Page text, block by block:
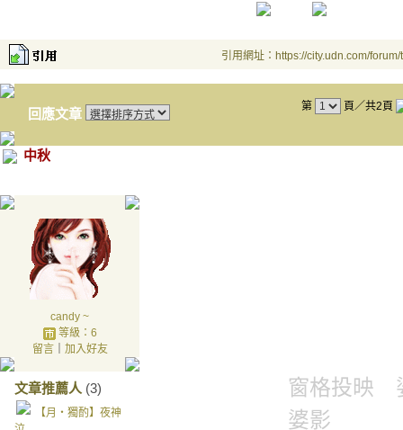
引用網址：https://city.udn.com/
回應文章 第 頁／共2頁
中秋
candy ~
等級：6
留言｜ 加入好友
文章推薦人 (3)
【月‧獨酌】夜神
窗格投映
婆影